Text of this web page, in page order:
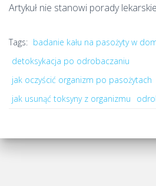
Artykuł nie stanowi porady
Tags: badanie kału na pasożyty w
detoksykacja po odrobaczaniu
jak oczyścić organizm po pasożytach
jak usunąć toksyny z organizmu